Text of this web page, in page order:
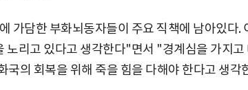
가담한 부화뇌동자들이 주요 직책에 남아있다.
노리고 있다고 생각한다"면서 "경계심을 가지고
국의 회복을 위해 죽을 힘을 다해야 한다고 생각